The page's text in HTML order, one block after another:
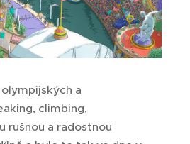
a
climbing,
rušnou a radostnou